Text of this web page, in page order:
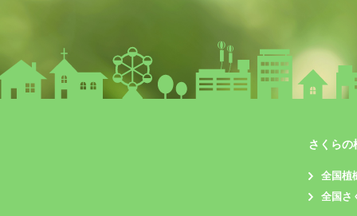
さくらの
全国植
全国さ